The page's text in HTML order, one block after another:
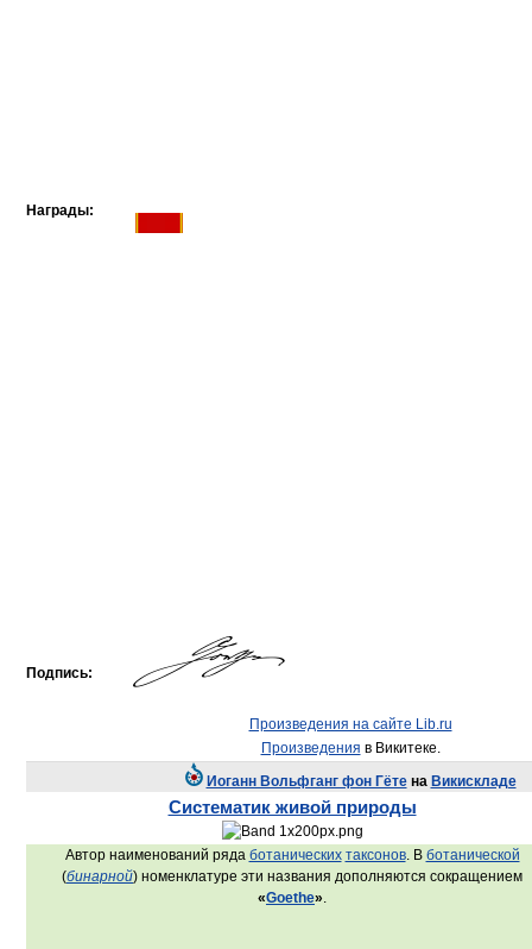
Награды:
Подпись:
Произведения на сайте Lib.ru
Произведения в Викитеке.
Иоганн Вольфганг фон Гётена Викискладе
Систематик живой природы
Автор наименований ряда ботанических таксонов. В ботанической
(бинарной) номенклатуре эти названия дополняются сокращением
«Goethe».